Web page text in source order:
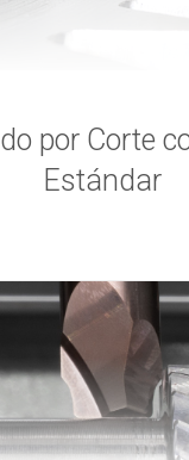
por Corte
Estándar